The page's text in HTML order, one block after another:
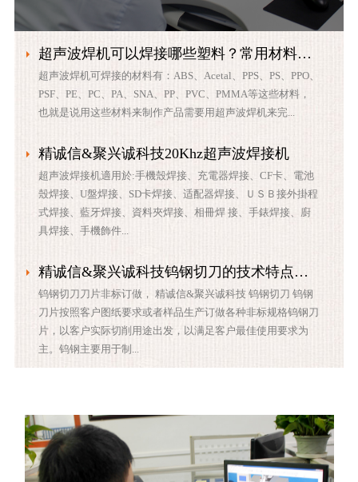
超声波焊机可以焊接哪些塑料？常用材料超声波性能分析
超声波焊机可焊接的材料有：ABS、Acetal、PPS、PS、PPO、
PSF、PE、PC、PA、SNA、PP、PVC、PMMA等这些材料，
也就是说用这些材料来制作产品需要用超声波焊机来完...
精诚信&聚兴诚科技20Khz超声波焊接机​
超声波焊接机適用於:手機殼焊接、充電器焊接、CF卡、電池
殼焊接、U盤焊接、SD卡焊接、适配器焊接、ＵＳＢ接外掛程
式焊接、藍牙焊接、資料夾焊接、相冊焊 接、手錶焊接、廚
具焊接、手機飾件...
精诚信&聚兴诚科技钨钢切刀的技术特点主要
钨钢切刀刀片非标订做， 精诚信&聚兴诚科技 钨钢切刀 ​钨钢
刀片按照客户图纸要求或者样品生产订做各种非标规格钨钢刀
片，以客户实际切削用途出发，以满足客户最佳使用要求为
主。钨钢主要用于制...